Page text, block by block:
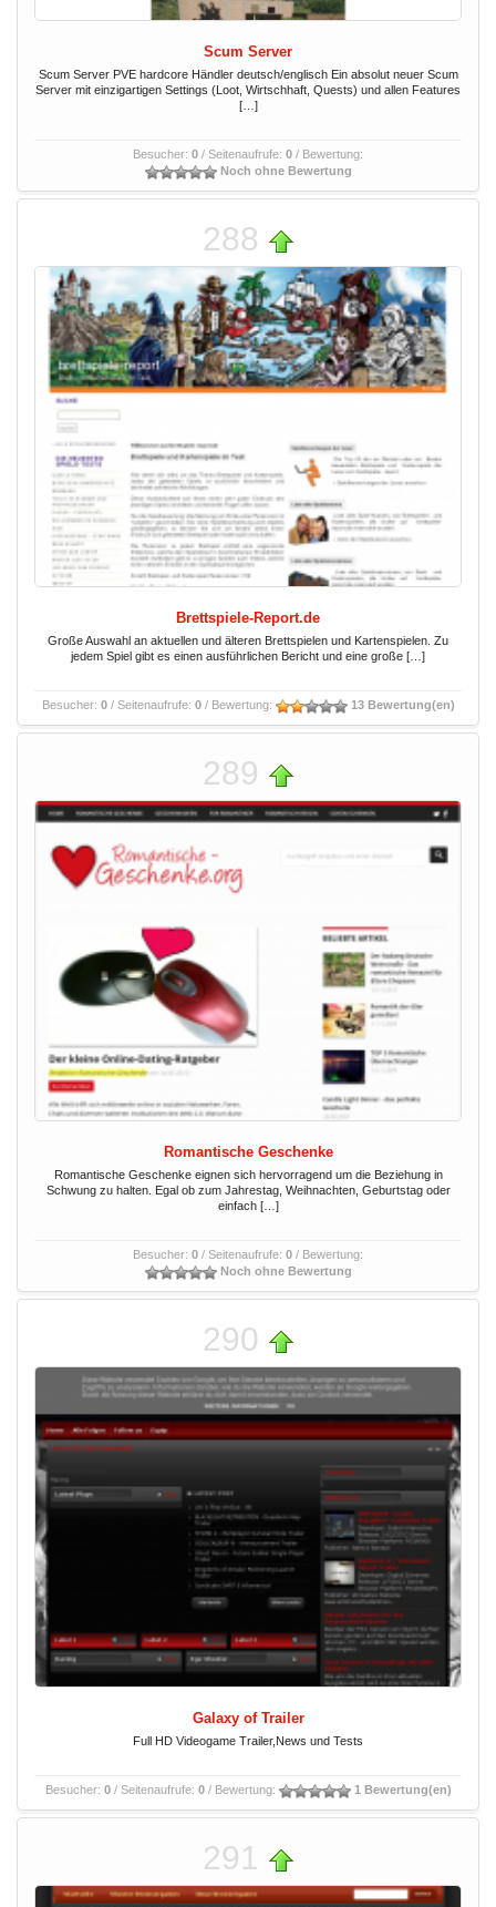
Scum Server
Scum Server PVE hardcore Händler deutsch/englisch Ein absolut neuer Scum
Server mit einzigartigen Settings (Loot, Wirtschhaft, Quests) und allen Features
[…]
Besucher: 0 / Seitenaufrufe: 0 / Bewertung:
Noch ohne Bewertung
288
Brettspiele-Report.de
Große Auswahl an aktuellen und älteren Brettspielen und Kartenspielen. Zu
jedem Spiel gibt es einen ausführlichen Bericht und eine große […]
Besucher: 0/ Seitenaufrufe: 0/ Bewertung: 13 Bewertung(en)
289
Romantische Geschenke
Romantische Geschenke eignen sich hervorragend um die Beziehung in
Schwung zu halten. Egal ob zum Jahrestag, Weihnachten, Geburtstag oder
einfach […]
Besucher: 0 / Seitenaufrufe: 0 / Bewertung:
Noch ohne Bewertung
290
Galaxy of Trailer
Full HD Videogame Trailer,News und Tests
Besucher: 0/ Seitenaufrufe: 0/ Bewertung: 1 Bewertung(en)
291